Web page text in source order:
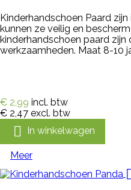
Kinderhandschoen Paard
kunnen ze veilig en
kinderhandschoen paard
werkzaamheden. Maat 8-10
€ 2,99 incl. btw
€ 2,47 excl. btw
 In winkelwagen
Meer